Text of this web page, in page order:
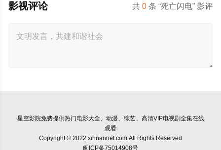
共0 条 “死亡闪电” 影评
影视评论
星空影院免费提供热门电影大全、动漫、综艺、高清VIP电视剧全集在线
观看
Copyright © 2022 xinnannet.com All Rights Reserved
闽ICP备75014908号